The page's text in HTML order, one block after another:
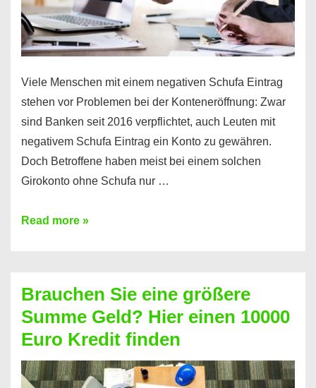
Viele Menschen mit einem negativen Schufa Eintrag
stehen vor Problemen bei der Konteneröffnung: Zwar
sind Banken seit 2016 verpflichtet, auch Leuten mit
negativem Schufa Eintrag ein Konto zu gewähren.
Doch Betroffene haben meist bei einem solchen
Girokonto ohne Schufa nur …
Günstiges
Geht
das
überhaupt?
Na
klar!
Read more »
Brauchen Sie eine größere
Summe Geld? Hier einen 10000
Euro Kredit finden